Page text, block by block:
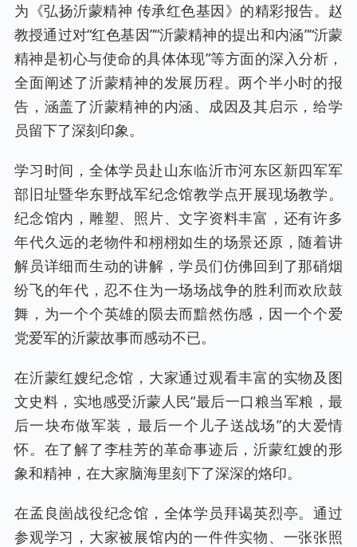
为《弘扬沂蒙精神 传承红色基因》的精彩报告。赵
教授通过对“红色基因”“沂蒙精神的提出和内涵”“沂蒙
精神是初心与使命的具体体现”等方面的深入分析，
全面阐述了沂蒙精神的发展历程。两个半小时的报
告，涵盖了沂蒙精神的内涵、成因及其启示，给学
员留下了深刻印象。
学习时间，全体学员赴山东临沂市河东区新四军军
部旧址暨华东野战军纪念馆教学点开展现场教学。
纪念馆内，雕塑、照片、文字资料丰富，还有许多
年代久远的老物件和栩栩如生的场景还原，随着讲
解员详细而生动的讲解，学员们仿佛回到了那硝烟
纷飞的年代，忍不住为一场场战争的胜利而欢欣鼓
舞，为一个个英雄的陨去而黯然伤感，因一个个爱
党爱军的沂蒙故事而感动不已。
在沂蒙红嫂纪念馆，大家通过观看丰富的实物及图
文史料，实地感受沂蒙人民“最后一口粮当军粮，最
后一块布做军装，最后一个儿子送战场”的大爱情
怀。在了解了李桂芳的革命事迹后，沂蒙红嫂的形
象和精神，在大家脑海里刻下了深深的烙印。
在孟良崮战役纪念馆，全体学员拜谒英烈亭。通过
参观学习，大家被展馆内的一件件实物、一张张照